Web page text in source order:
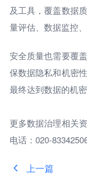
及⼯具，覆盖数据
量评估、数据监控、
安全质量也需要覆
保数据隐私和机密
最终达到数据的机
更多数据治理相关
电话：020-
上一篇